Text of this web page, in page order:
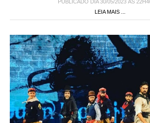
PUBLICADO DIA 30/05/2023 ÀS
LEIA MAIS ...